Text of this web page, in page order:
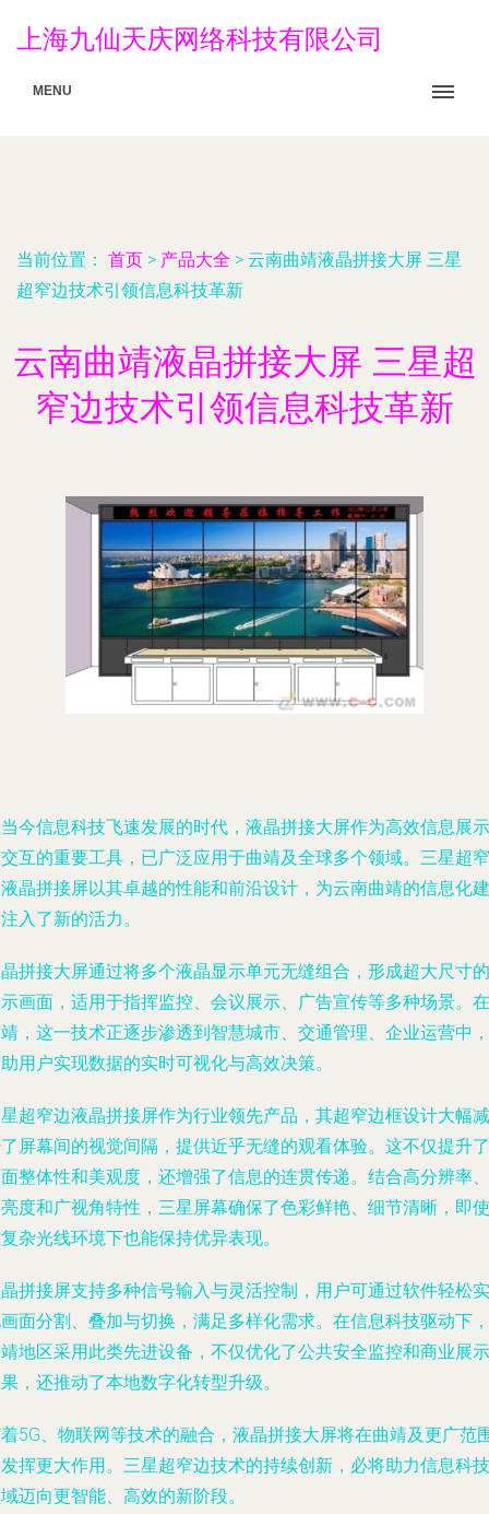
上海九仙天庆网络科技有限公司
MENU
当前位置： 首页 > 产品大全 > 云南曲靖液晶拼接大屏 三星
超窄边技术引领信息科技革新
云南曲靖液晶拼接大屏 三星超
窄边技术引领信息科技革新
今信息科技飞速发展的时代，液晶拼接大屏作为高效信息展示
互的重要工具，已广泛应用于曲靖及全球多个领域。三星超窄
晶拼接屏以其卓越的性能和前沿设计，为云南曲靖的信息化建
入了新的活力。
拼接大屏通过将多个液晶显示单元无缝组合，形成超大尺寸的
画面，适用于指挥监控、会议展示、广告宣传等多种场景。在
，这一技术正逐步渗透到智慧城市、交通管理、企业运营中，
用户实现数据的实时可视化与高效决策。
超窄边液晶拼接屏作为行业领先产品，其超窄边框设计大幅减
屏幕间的视觉间隔，提供近乎无缝的观看体验。这不仅提升了
整体性和美观度，还增强了信息的连贯传递。结合高分辨率、
度和广视角特性，三星屏幕确保了色彩鲜艳、细节清晰，即使
杂光线环境下也能保持优异表现。
拼接屏支持多种信号输入与灵活控制，用户可通过软件轻松实
面分割、叠加与切换，满足多样化需求。在信息科技驱动下，
地区采用此类先进设备，不仅优化了公共安全监控和商业展示
，还推动了本地数字化转型升级。
5G、物联网等技术的融合，液晶拼接大屏将在曲靖及更广范
挥更大作用。三星超窄边技术的持续创新，必将助力信息科技
迈向更智能、高效的新阶段。